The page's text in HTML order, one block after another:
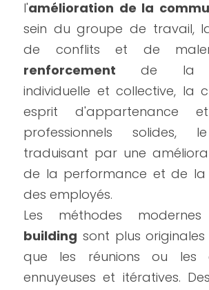
l'amélioration de la
sein du groupe de travail,
renforcement de la
individuelle et collective, la
esprit d'appartenance
professionnels
traduisant par une
de la performance et de la
des employés.
Les méthodes
building sont plus
que les réunions ou les
ennuyeuses et itératives.